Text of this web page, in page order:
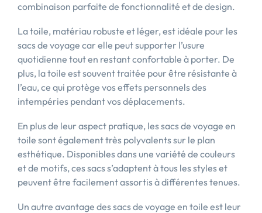
combinaison parfaite de fonctionnalité et de design.
La toile, matériau robuste et léger, est idéale pour les
sacs de voyage car elle peut supporter l’usure
quotidienne tout en restant confortable à porter. De
plus, la toile est souvent traitée pour être résistante à
l’eau, ce qui protège vos effets personnels des
intempéries pendant vos déplacements.
En plus de leur aspect pratique, les sacs de voyage en
toile sont également très polyvalents sur le plan
esthétique. Disponibles dans une variété de couleurs
et de motifs, ces sacs s’adaptent à tous les styles et
peuvent être facilement assortis à différentes tenues.
Un autre avantage des sacs de voyage en toile est leur